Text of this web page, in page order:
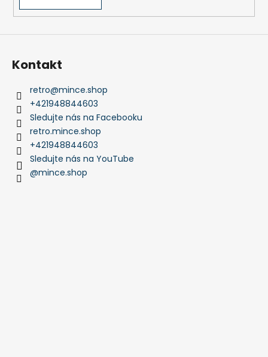
s
Kontakt
retro@mince.shop
+421948844603
Sledujte nás na Facebooku
retro.mince.shop
+421948844603
Sledujte nás na YouTube
@mince.shop